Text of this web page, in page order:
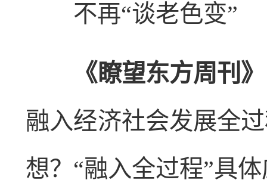
不再“谈老色变”
《瞭望东方周刊》
融入经济社会发展全
想？“融入全过程”具